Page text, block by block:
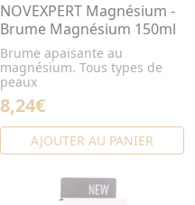
NOVEXPERT Magnésium -
Brume Magnésium 150ml
Brume apaisante au
magnésium. Tous types de
peaux
8,24€
AJOUTER AU PANIER